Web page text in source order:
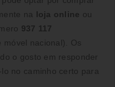
na loja online ou
937 117
nacional)
. Os
o gosto em responder
no caminho certo para